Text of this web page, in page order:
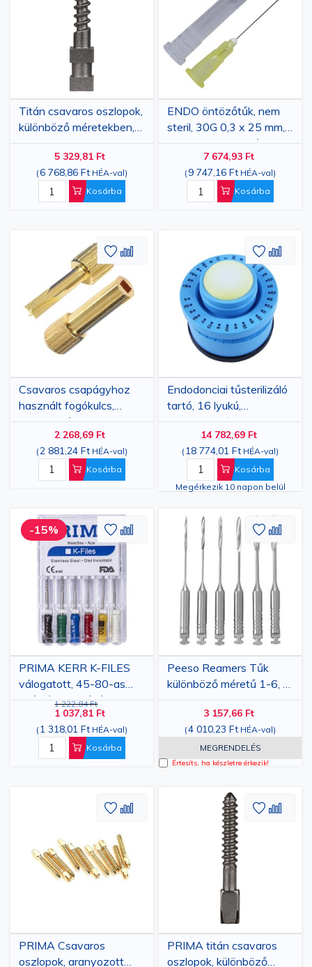
Titán csavaros oszlopok,
különböző méretekben, 6
db
5 329,81 Ft
(6 768,86 Ft HÉA-val)
Kosárba
ENDO öntözőtűk, nem
steril, 30G 0,3 x 25 mm,
rozsdamentes acél,
oldalsó szellőzőnyílással,
lekerekített hegyű, 100
7 674,93 Ft
( 9 747,16 Ft HÉA-val)
Kosárba
Csavaros csapágyhoz
használt fogókulcs,
kereszt vég
2 268,69 Ft
(2 881,24 Ft HÉA-val)
Kosárba
Hozzáadás
kívánságlistához
Hozzáadás
összehasonlításhoz
Endodonciai tűsterilizáló
tartó, 16 lyukú,
szivacsos, Ø 7,4 cm
14 782,69 Ft
( 18 774,01 Ft HÉA-val)
Kosárba
a
Megérkezik 10 napon belül
-15%
PRIMA KERR K-FILES
válogatott, 45-80-as
számú, hosszúság
25mm, 6 darab
1 037,81 Ft
1 222,84 Ft
( 1 318,01 Ft HÉA-val)
Kosárba
Hozzáadás
a
kívánságlistához
Hozzáadás
összehasonlításhoz
Peeso Reamers Tűk
különböző méretű 1-6, 1
doboz
3 157,66 Ft
(4 010,23 Ft HÉA-val)
MEGRENDELÉS
a
Értesíts, ha készletre érkezik!
PRIMA Csavaros
oszlopok, aranyozott
Hozzáadás
kívánságlistához
Hozzáadás
összehasonlításhoz
PRIMA titán csavaros
oszlopok, különböző